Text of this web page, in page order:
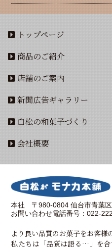
トップページ
商品のご紹介
店舗のご案内
新聞広告ギャラリー
白松の和菓子づくり
会社概要
本社 〒980-0804 仙台市青葉
お問い合わせ電話番号：022-
より良い品質のお菓子をお客様
私たちは「品質は語る…」を